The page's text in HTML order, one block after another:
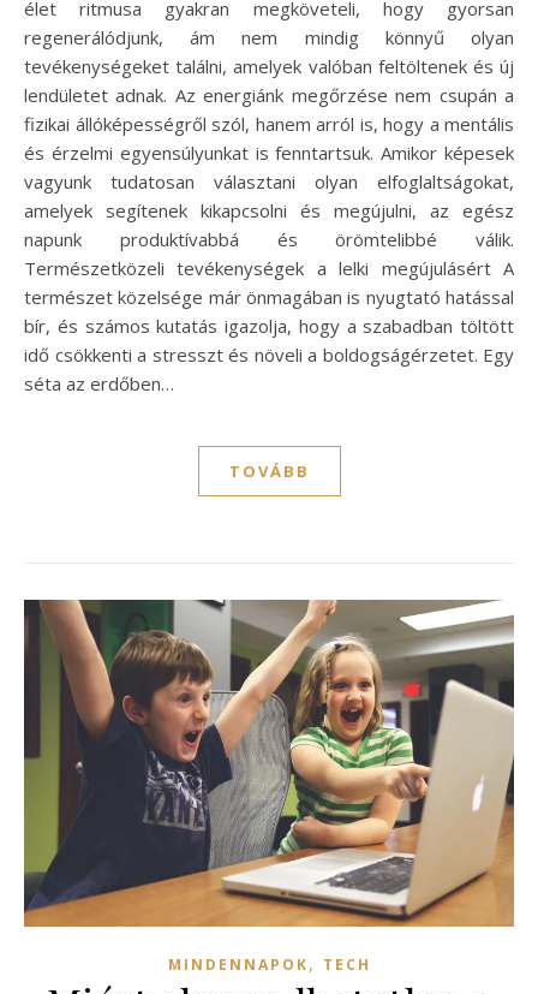
élet ritmusa gyakran megköveteli, hogy gyorsan
regenerálódjunk, ám nem mindig könnyű olyan
tevékenységeket találni, amelyek valóban feltöltenek és új
lendületet adnak. Az energiánk megőrzése nem csupán a
fizikai állóképességről szól, hanem arról is, hogy a mentális
és érzelmi egyensúlyunkat is fenntartsuk. Amikor képesek
vagyunk tudatosan választani olyan elfoglaltságokat,
amelyek segítenek kikapcsolni és megújulni, az egész
napunk produktívabbá és örömtelibbé válik.
Természetközeli tevékenységek a lelki megújulásért A
természet közelsége már önmagában is nyugtató hatással
bír, és számos kutatás igazolja, hogy a szabadban töltött
idő csökkenti a stresszt és növeli a boldogságérzetet. Egy
séta az erdőben…
TOVÁBB
MINDENNAPOK, TECH